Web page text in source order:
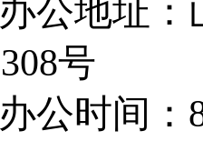
办公地址：
308号
办公时间：